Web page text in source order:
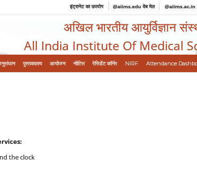
इंट्रानेट का उपयोग @aiims.edu वेब मेल @aiims.ac.in
अखिल भारतीय आयुर्विज्ञान
All India Institute Of Medical
पुस्तकालय आयोजन नोटिस रेसिडेंट कॉर्नर NIRF Attendance
the clock